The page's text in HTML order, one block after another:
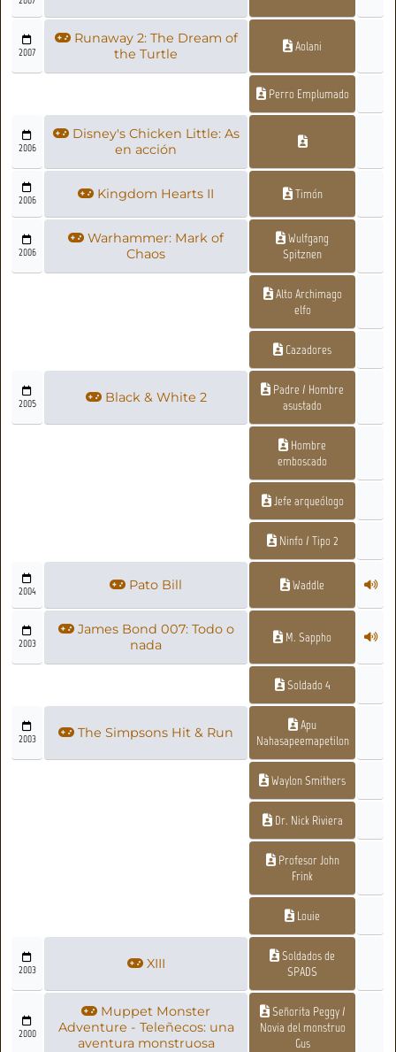
2007
Runaway 2: The Dream of
the Turtle
Aolani
Perro Emplumado
2006
Disney's Chicken Little: As
en acción
2006 Kingdom Hearts II Timón
2006
Warhammer: Mark of
Chaos
Wulfgang
Spitznen
Alto Archimago
elfo
Cazadores
2005 Black & White 2
Padre / Hombre
asustado
Hombre
emboscado
Jefe arqueólogo
Ninfo / Tipo 2
2004 Pato Bill Waddle
2003
James Bond 007: Todo o
nada
M. Sappho
Soldado 4
2003 The Simpsons Hit & Run
Apu
Nahasapeemapetilon
Waylon Smithers
Dr. Nick Riviera
Profesor John
Frink
Louie
2003 XIII
Soldados de
SPADS
2000
Muppet Monster
Adventure - Teleñecos: una
aventura monstruosa
Señorita Peggy /
Novia del monstruo
Gus